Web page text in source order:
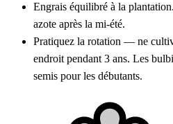
Engrais équilibré à la
azote après la mi-été.
Pratiquez la rotation — ne
endroit pendant 3 ans. Les
semis pour les débutants.